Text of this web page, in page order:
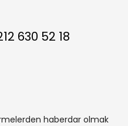
630 52 18
haberdar olmak